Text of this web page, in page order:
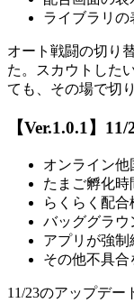
ライブラリの
オート戦闘の切り
た。スカウトした
ても、その場で切
【Ver.1.0.1】
オンライン
たまご孵化
らくらく配
バッググラウ
アプリが強制
その他不具合
11/23のアップデー